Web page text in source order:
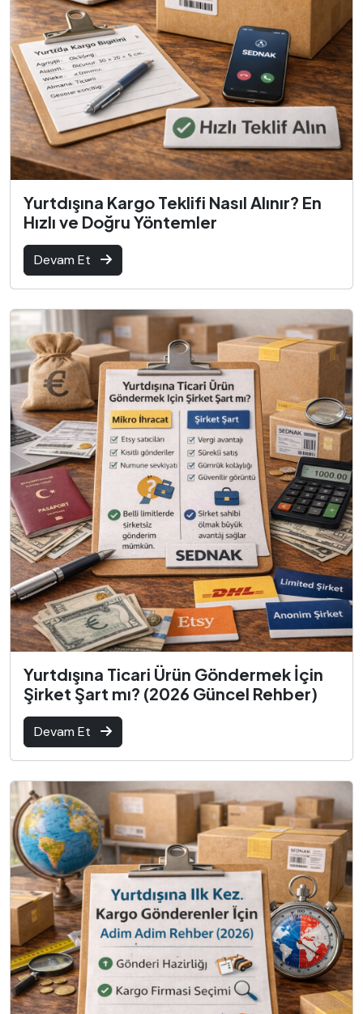
Yurtdışına Kargo Teklifi Nasıl Alınır? En
Hızlı ve Doğru Yöntemler
Devam Et
Yurtdışına Ticari Ürün Göndermek İçin
Şirket Şart mı? (2026 Güncel Rehber)
Devam Et